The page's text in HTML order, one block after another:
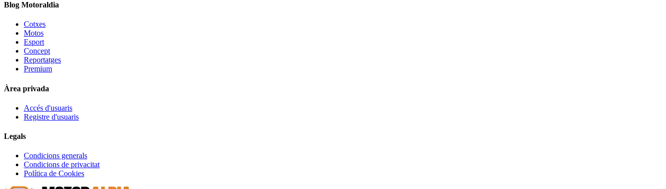
Blog Motoraldia
Cotxes
Motos
Esport
Concept
Reportatges
Premium
Àrea privada
Accés d'usuaris
Registre d'usuaris
Legals
Condicions generals
Condicions de privacitat
Política de Cookies